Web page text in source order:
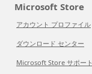
Microsoft Store
アカウント プロファイル
ダウンロード センター
Microsoft Store サポート